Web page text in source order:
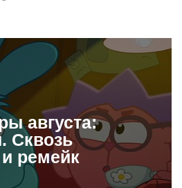
августа:
Сквозь
ремейк